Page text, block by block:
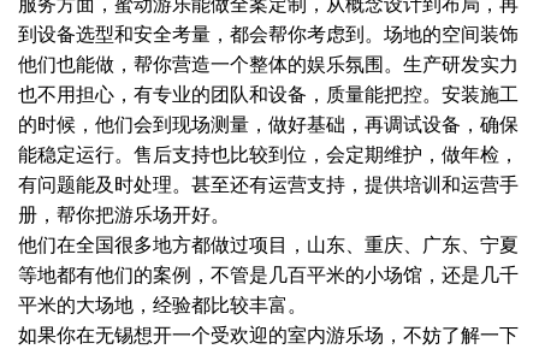
到设备选型和安全考量，都会帮你考虑到。场地的空间装饰
他们也能做，帮你营造一个整体的娱乐氛围。生产研发实力
也不用担心，有专业的团队和设备，质量能把控。安装施工
的时候，他们会到现场测量，做好基础，再调试设备，确保
能稳定运行。售后支持也比较到位，会定期维护，做年检，
有问题能及时处理。甚至还有运营支持，提供培训和运营手
册，帮你把游乐场开好。
他们在全国很多地方都做过项目，山东、重庆、广东、宁夏
等地都有他们的案例，不管是几百平米的小场馆，还是几千
平米的大场地，经验都比较丰富。
如果你在无锡想开一个受欢迎的室内游乐场，不妨了解一下